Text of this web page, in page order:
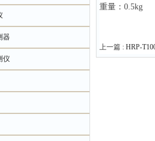
器
仪
重量：0.5kg
上一篇 : HRP-